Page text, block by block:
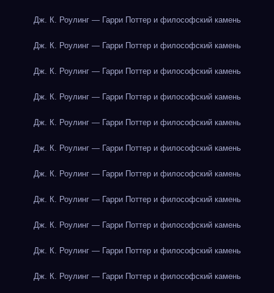
Дж. К. Роулинг — Гарри Поттер и философский камень
Дж. К. Роулинг — Гарри Поттер и философский камень
Дж. К. Роулинг — Гарри Поттер и философский камень
Дж. К. Роулинг — Гарри Поттер и философский камень
Дж. К. Роулинг — Гарри Поттер и философский камень
Дж. К. Роулинг — Гарри Поттер и философский камень
Дж. К. Роулинг — Гарри Поттер и философский камень
Дж. К. Роулинг — Гарри Поттер и философский камень
Дж. К. Роулинг — Гарри Поттер и философский камень
Дж. К. Роулинг — Гарри Поттер и философский камень
Дж. К. Роулинг — Гарри Поттер и философский камень